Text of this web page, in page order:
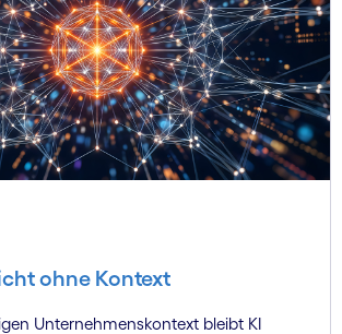
ohne Kontext
Unternehmenskontext bleibt KI